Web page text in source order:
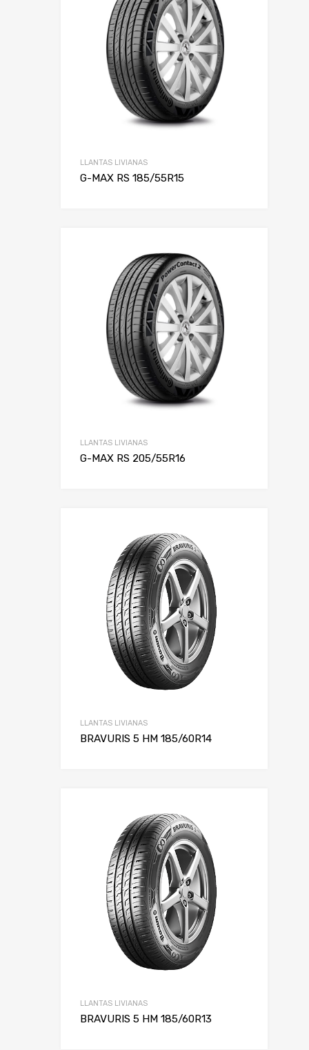
LLANTAS LIVIANAS
G-MAX RS 185/55R15
LLANTAS LIVIANAS
G-MAX RS 205/55R16
LLANTAS LIVIANAS
BRAVURIS 5 HM 185/60R14
LLANTAS LIVIANAS
BRAVURIS 5 HM 185/60R13